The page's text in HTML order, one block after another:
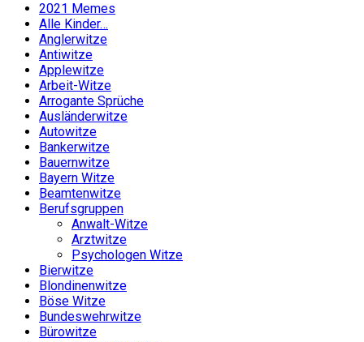
2021 Memes
Alle Kinder…
Anglerwitze
Antiwitze
Applewitze
Arbeit-Witze
Arrogante Sprüche
Ausländerwitze
Autowitze
Bankerwitze
Bauernwitze
Bayern Witze
Beamtenwitze
Berufsgruppen
Anwalt-Witze
Arztwitze
Psychologen Witze
Bierwitze
Blondinenwitze
Böse Witze
Bundeswehrwitze
Bürowitze